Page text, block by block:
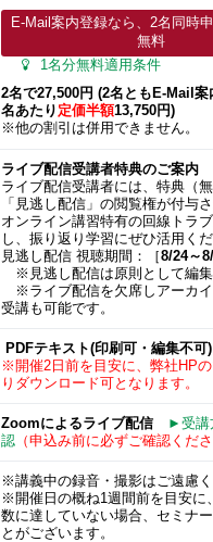
E-Mail案内登録なら、2名同時
無料
1名分無料適用条件
2名で27,500円 (2名ともE-Mail案
名あたり 定価半額13,750円)
※他の割引は併用できません。
ライブ配信受講者特典のご案内
ライブ配信受講者には、特典（
「見逃し配信」の閲覧権が付与さ
オンライン講習特有の回線トラ
し、振り返り学習にぜひ活用くだ
見逃し配信 視聴期間：［8/24～
※見逃し配信は原則として編集
※ライブ配信を欠席しアーカイ
受講も可能です。
PDFテキスト(印刷可・編集不可)
※開催2日前を目安に、弊社HPの
りダウンロード可となります。
Zoomによるライブ配信
►受講
認（申込み前に必ずご確認くださ
※講義中の録音・撮影はご遠慮く
※開催日の概ね1週間前を目安に
数に達していない場合、セミナ
とがございます。